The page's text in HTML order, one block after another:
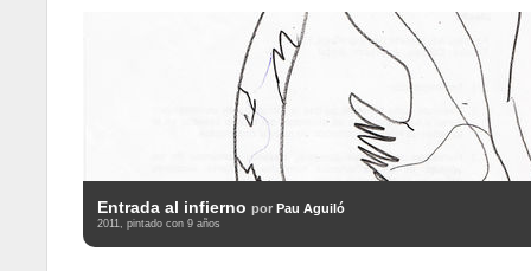
Entrada al infierno por Pau Aguiló
2011, pintado con 9 años